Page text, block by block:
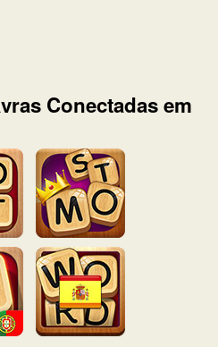
Conectadas em